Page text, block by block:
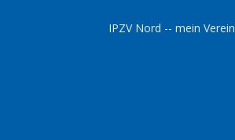
IPZV Nord -- mein Verein